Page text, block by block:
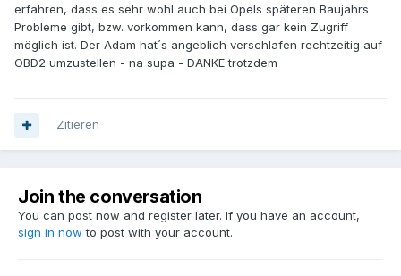
erfahren, dass es sehr wohl auch bei Opels späteren Baujahrs
Probleme gibt, bzw. vorkommen kann, dass gar kein Zugriff
möglich ist. Der Adam hat´s angeblich verschlafen rechtzeitig auf
OBD2 umzustellen - na supa - DANKE trotzdem
Zitieren
Join the conversation
You can post now and register later. If you have an account,
sign in now to post with your account.